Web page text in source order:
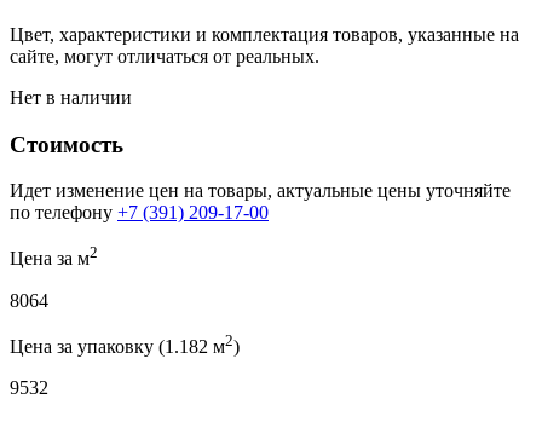
Цвет, характеристики и комплектация товаров, указанные на
сайте, могут отличаться от реальных.
Нет в наличии
Стоимость
Идет изменение цен на товары, актуальные цены уточняйте
по телефону +7 (391) 209-17-00
Цена за м2
8064
Цена за упаковку (1.182 м2)
9532